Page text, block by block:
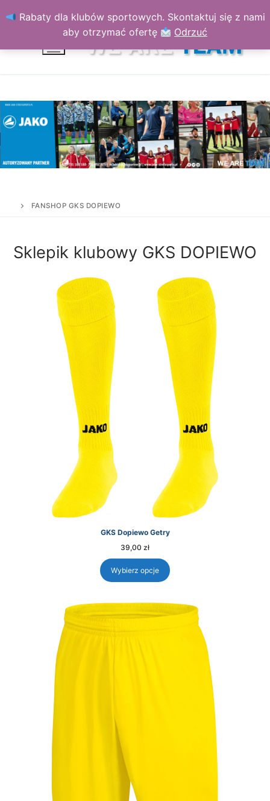
Rabaty dla klubów sportowych. Skontaktuj się z nami
aby otrzymać ofertę
Odrzuć
do
FANSHOP GKS DOPIEWO
Sklepik klubowy GKS DOPIEWO
GKS Dopiewo Getry
39,00 zł
Wybierz opcje